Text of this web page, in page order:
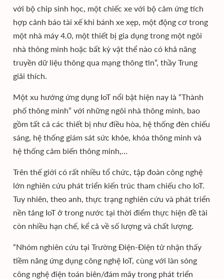
với bộ chip sinh học, một chiếc xe với bộ cảm ứng tích
hợp cảnh báo tài xế khi bánh xe xẹp, một động cơ trong
một nhà máy 4.0, một thiết bị gia dụng trong một ngôi
nhà thông minh hoặc bất kỳ vật thể nào có khả năng
truyền dữ liệu thông qua mạng thông tin”, thầy Trung
giải thích.
Một xu hướng ứng dụng IoT nổi bật hiện nay là “Thành
phố thông minh” với những ngôi nhà thông minh, bao
gồm tất cả các thiết bị như điều hòa, hệ thống đèn chiếu
sáng, hệ thống giám sát sức khỏe, khóa thông minh và
hệ thống cảm biến thông minh,…
Trên thế giới có rất nhiều tổ chức, tập đoàn công nghệ
lớn nghiên cứu phát triển kiến trúc tham chiếu cho IoT.
Tuy nhiên, theo anh, thực trạng nghiên cứu và phát triển
nền tảng IoT ở trong nước tại thời điểm thực hiện đề tài
còn nhiều hạn chế, kể cả về số lượng và chất lượng.
“Nhóm nghiên cứu tại Trường Điện-Điện tử nhận thấy
tiềm năng ứng dụng công nghệ IoT, cùng với làn sóng
công nghệ điện toán biên/đám mây trong phát triển